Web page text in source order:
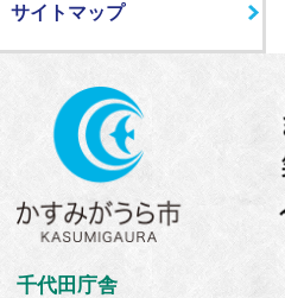
サイトマップ
千代田庁舎